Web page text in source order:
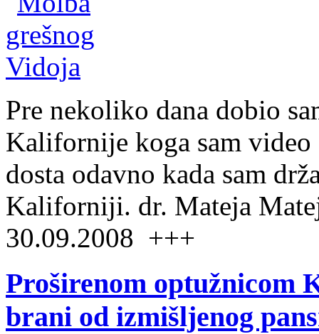
Pre nekoliko dana dobio
Kalifornije koga sam
dosta odavno kada sam
Kaliforniji. dr. Mateja
30.09.2008 +++
Proširenom optužnicom
brani od izmišljenog